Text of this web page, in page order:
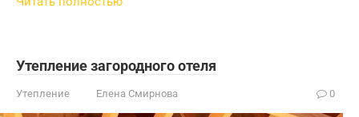
Утепление загородного отеля
Утепление Елена Смирнова 0